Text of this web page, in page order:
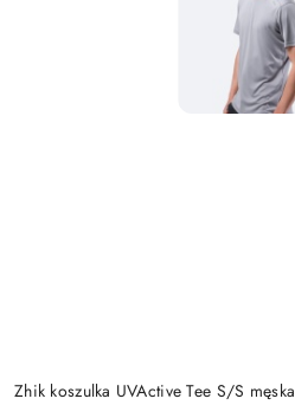
Zhik koszulka UVActive Tee S/S męska